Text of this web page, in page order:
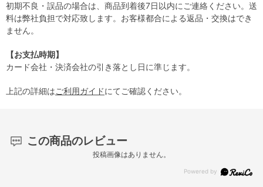
初期不良・誤品の場合は、商品到着後7日以内にご連絡ください。送
料は弊社負担で対応致します。お客様都合による返品・交換はでき
ません。
【お支払時期】
カード会社・決済会社の引き落とし日に準じます。
上記の詳細はご利用ガイドにてご確認ください。
この商品のレビュー
投稿画像はありません。